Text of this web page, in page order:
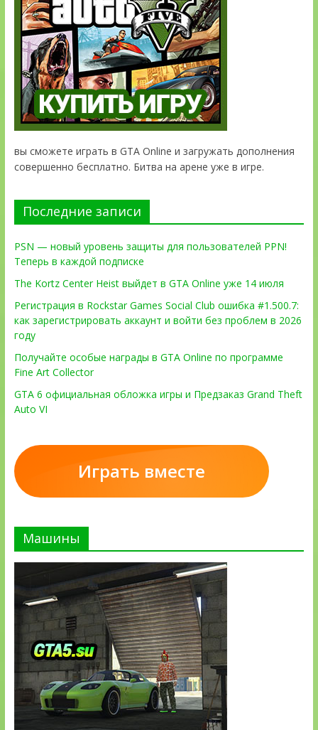
вы сможете играть в GTA Online и загружать дополнения
совершенно бесплатно. Битва на арене уже в игре.
Последние записи
PSN — новый уровень защиты для пользователей PPN!
Теперь в каждой подписке
The Kortz Center Heist выйдет в GTA Online уже 14 июля
Регистрация в Rockstar Games Social Club ошибка #1.500.7:
как зарегистрировать аккаунт и войти без проблем в 2026
году
Получайте особые награды в GTA Online по программе
Fine Art Collector
GTA 6 официальная обложка игры и Предзаказ Grand Theft
Auto VI
Играть вместе
Машины